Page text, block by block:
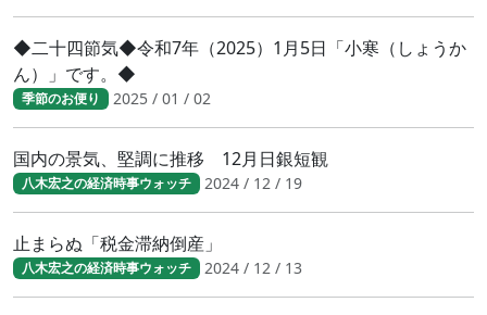
◆二十四節気◆令和7年（2025）1月5日「小寒（しょうか
ん）」です。◆
季節のお便り 2025 / 01 / 02
国内の景気、堅調に推移 12月日銀短観
八木宏之の経済時事ウォッチ 2024 / 12 / 19
止まらぬ「税金滞納倒産」
八木宏之の経済時事ウォッチ 2024 / 12 / 13